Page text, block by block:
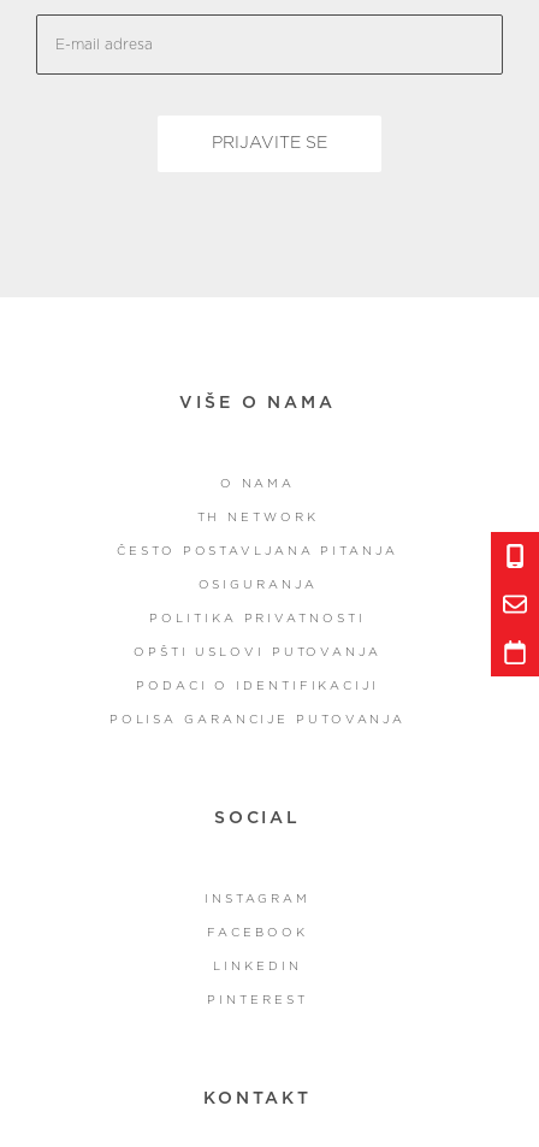
VIŠE O NAMA
O NAMA
TH NETWORK
ČESTO POSTAVLJANA PITANJA
OSIGURANJA
POLITIKA PRIVATNOSTI
OPŠTI USLOVI PUTOVANJA
PODACI O IDENTIFIKACIJI
POLISA GARANCIJE PUTOVANJA
SOCIAL
INSTAGRAM
FACEBOOK
LINKEDIN
PINTEREST
KONTAKT